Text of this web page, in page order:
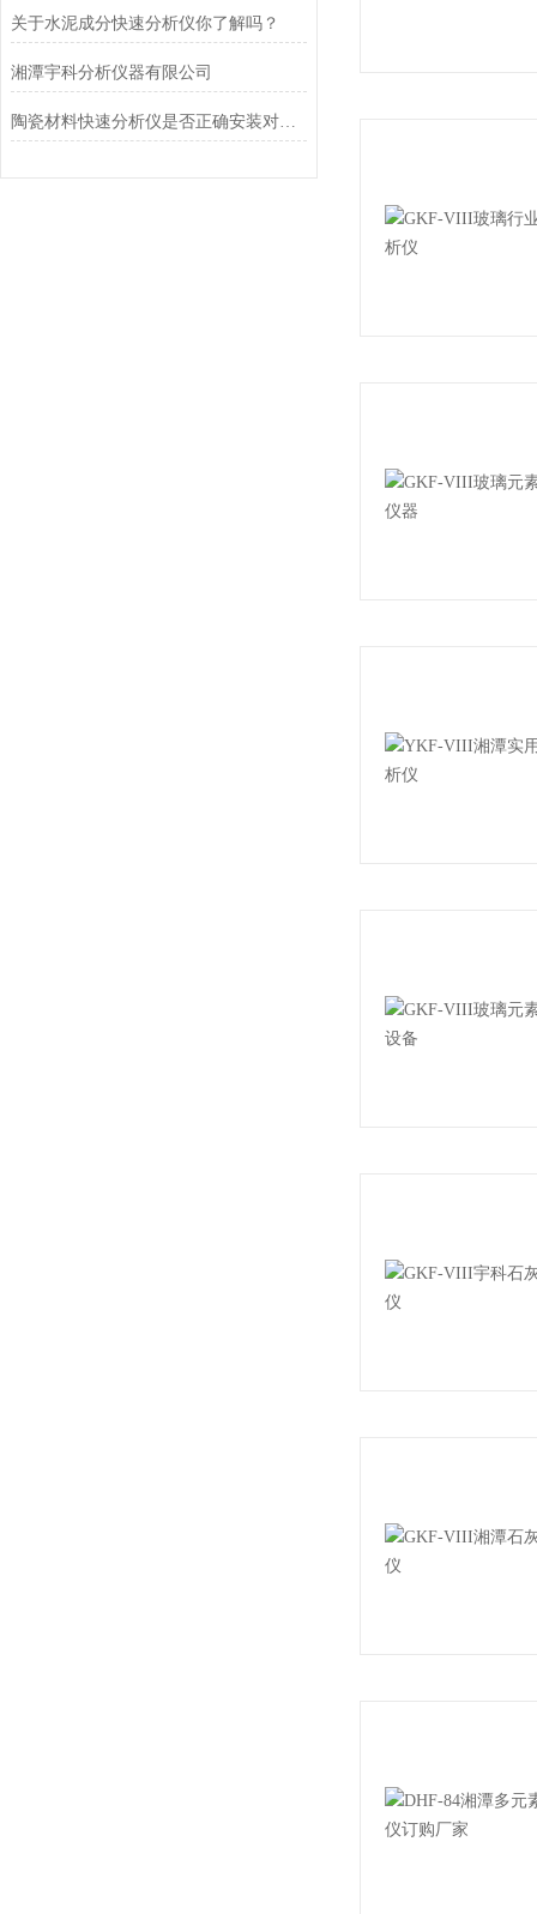
关于水泥成分快速分析仪你了解吗？
湘潭宇科分析仪器有限公司
陶瓷材料快速分析仪是否正确安装对加工效果影响也很大